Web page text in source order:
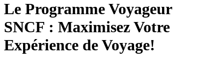
Le Programme Voyageur
SNCF : Maximisez Votre
Expérience de Voyage!